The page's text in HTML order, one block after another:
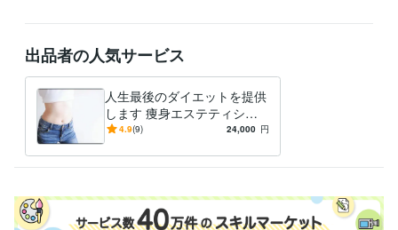
住まい・美容・生活相談 ダイエット
パーソナルダイエット
美しく痩せる
出品者の人気サービス
人生最後のダイエットを提供
します 痩身エステティシャ
ン、ヨガ講師等経験プロのサ
4.9(9) 24,000 円